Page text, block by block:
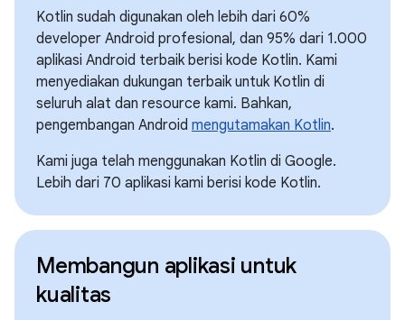
Kotlin sudah digunakan oleh lebih dari 60%
developer Android profesional, dan 95% dari 1.000
aplikasi Android terbaik berisi kode Kotlin. Kami
menyediakan dukungan terbaik untuk Kotlin di
seluruh alat dan resource kami. Bahkan,
pengembangan Android mengutamakan Kotlin.
Kami juga telah menggunakan Kotlin di Google.
Lebih dari 70 aplikasi kami berisi kode Kotlin.
Membangun aplikasi untuk
kualitas